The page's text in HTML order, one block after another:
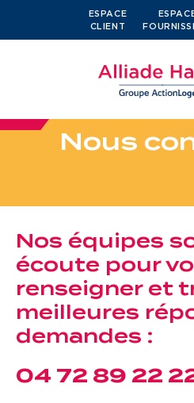
ESPACE
CLIENT
Devenir
Je cherche un
J’ai moins de 30 ans
Je suis salarié
J’ai plus de 65 ans
Nous co
Nos équipes
écoute pour
renseigner et
meilleures
demandes :
04 72 89 22